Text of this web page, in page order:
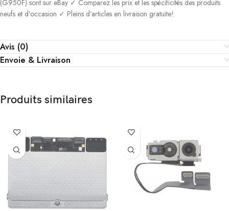
(G950F) sont sur eBay ✓ Comparez les prix et les spécificités des produits
neufs et d’occasion ✓ Pleins d’articles en livraison gratuite!
Avis (0)
Envoie & Livraison
Produits similaires